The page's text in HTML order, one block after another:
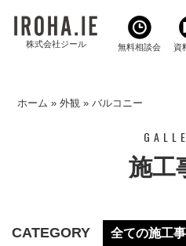
株式会社ジール 無料相談会 資
ホーム »外観 »バルコニー
施工
CATEGORY 全ての施工